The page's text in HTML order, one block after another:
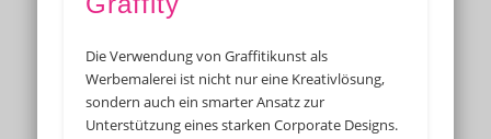
Die Verwendung von Graffitikunst als
Werbemalerei ist nicht nur eine Kreativlösung,
sondern auch ein smarter Ansatz zur
Unterstützung eines starken Corporate Designs.